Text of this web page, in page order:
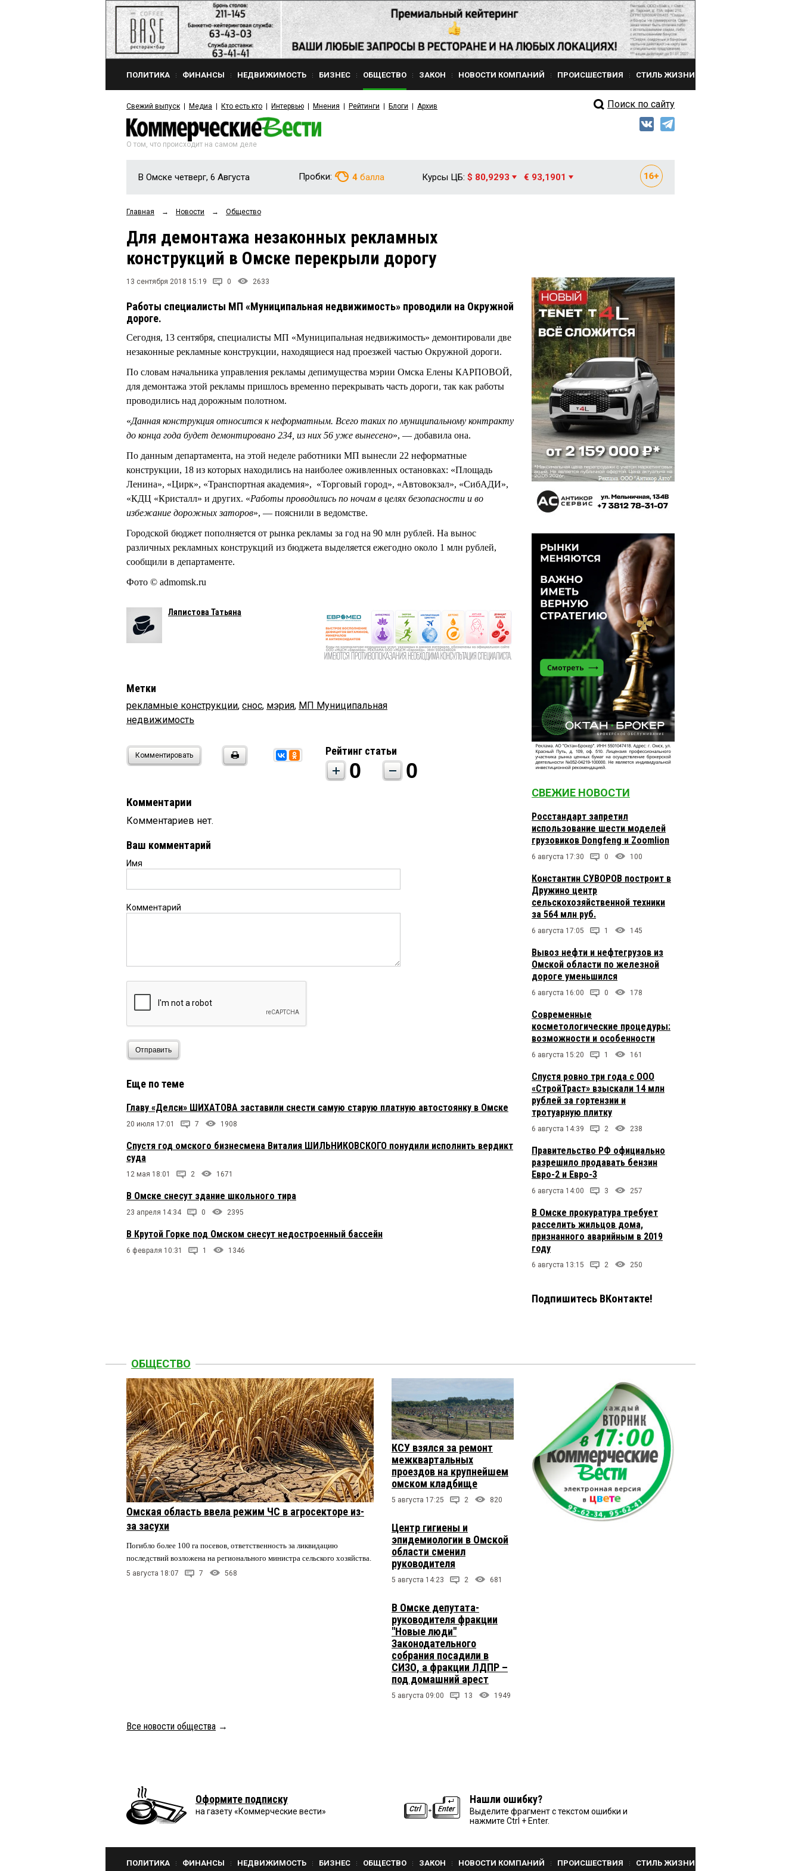
ПОЛИТИКА ФИНАНСЫ НЕДВИЖИМОСТЬ БИЗНЕС ОБЩЕСТВО ЗАКОН НОВОСТИ КОМПАНИЙ ПРОИСШЕСТВИЯ СТИЛЬ ЖИЗНИ
Свежий выпуск Медиа Кто есть кто Интервью Мнения Рейтинги Блоги Архив Поиск по сайту
О том, что происходит на самом деле
В Омске четверг, 6 Августа Пробки: 4 балла Курсы ЦБ: $ 80,9293 € 93,1901
Главная → Новости → Общество
Для демонтажа незаконных рекламных
конструкций в Омске перекрыли дорогу
13 сентября 2018 15:19 0 2633
Работы специалисты МП «Муниципальная недвижимость» проводили на Окружной
дороге.
Сегодня, 13 сентября, специалисты МП «Муниципальная недвижимость» демонтировали две
незаконные рекламные конструкции, находящиеся над проезжей частью Окружной дороги.
По словам начальника управления рекламы депимущества мэрии Омска Елены КАРПОВОЙ,
для демонтажа этой рекламы пришлось временно перекрывать часть дороги, так как работы
проводились над дорожным полотном.
«Данная конструкция относится к неформатным. Всего таких по муниципальному контракту
до конца года будет демонтировано 234, из них 56 уже вынесено», — добавила она.
По данным департамента, на этой неделе работники МП вынесли 22 неформатные
конструкции, 18 из которых находились на наиболее оживленных остановках: «Площадь
Ленина», «Цирк», «Транспортная академия», «Торговый город», «Автовокзал», «СибАДИ»,
«КДЦ «Кристалл» и других. «Работы проводились по ночам в целях безопасности и во
избежание дорожных заторов», — пояснили в ведомстве.
Городской бюджет пополняется от рынка рекламы за год на 90 млн рублей. На вынос
различных рекламных конструкций из бюджета выделяется ежегодно около 1 млн рублей,
сообщили в департаменте.
Фото © admomsk.ru
Ляпистова Татьяна
Метки
рекламные конструкции, снос, мэрия, МП Муниципальная
недвижимость
Комментировать Рейтинг статьи
0 0
Комментарии
Комментариев нет.
Ваш комментарий
Имя
Комментарий
Отправить
Еще по теме
Главу «Делси» ШИХАТОВА заставили снести самую старую платную автостоянку в Омске
20 июля 17:01 7 1908
Спустя год омского бизнесмена Виталия ШИЛЬНИКОВСКОГО понудили исполнить вердикт
суда
12 мая 18:01 2 1671
В Омске снесут здание школьного тира
23 апреля 14:34 0 2395
В Крутой Горке под Омском снесут недостроенный бассейн
6 февраля 10:31 1 1346
СВЕЖИЕ НОВОСТИ
Росстандарт запретил
использование шести моделей
грузовиков Dongfeng и Zoomlion
6 августа 17:30 0 100
Константин СУВОРОВ построит в
Дружино центр
сельскохозяйственной техники
за 564 млн руб.
6 августа 17:05 1 145
Вывоз нефти и нефтегрузов из
Омской области по железной
дороге уменьшился
6 августа 16:00 0 178
Современные
косметологические процедуры:
возможности и особенности
6 августа 15:20 1 161
Спустя ровно три года с ООО
«СтройТраст» взыскали 14 млн
рублей за гортензии и
тротуарную плитку
6 августа 14:39 2 238
Правительство РФ официально
разрешило продавать бензин
Евро-2 и Евро-3
6 августа 14:00 3 257
В Омске прокуратура требует
расселить жильцов дома,
признанного аварийным в 2019
году
6 августа 13:15 2 250
Подпишитесь ВКонтакте!
ОБЩЕСТВО
Омская область ввела режим ЧС в агросекторе из-
за засухи
Погибло более 100 га посевов, ответственность за ликвидацию
последствий возложена на регионального министра сельского хозяйства.
5 августа 18:07 7 568
КСУ взялся за ремонт
межквартальных
проездов на крупнейшем
омском кладбище
5 августа 17:25 2 820
Центр гигиены и
эпидемиологии в Омской
области сменил
руководителя
5 августа 14:23 2 681
В Омске депутата-
руководителя фракции
"Новые люди"
Законодательного
собрания посадили в
СИЗО, а фракции ЛДПР –
под домашний арест
5 августа 09:00 13 1949
Все новости общества →
Оформите подписку
на газету «Коммерческие вести»
Нашли ошибку?
Выделите фрагмент с текстом ошибки и
нажмите Ctrl + Enter.
ПОЛИТИКА ФИНАНСЫ НЕДВИЖИМОСТЬ БИЗНЕС ОБЩЕСТВО ЗАКОН НОВОСТИ КОМПАНИЙ ПРОИСШЕСТВИЯ СТИЛЬ ЖИЗНИ